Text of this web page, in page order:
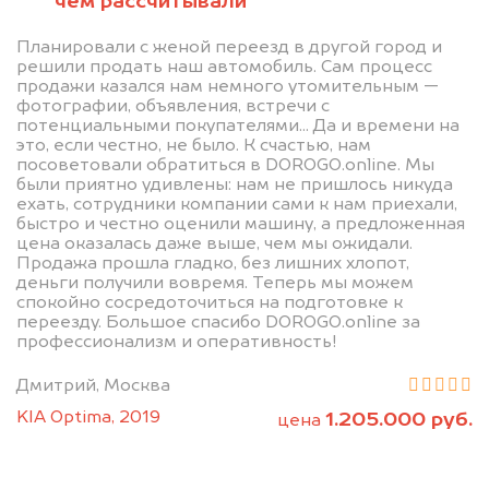
Планировали с женой переезд в другой город и
решили продать наш автомобиль. Сам процесс
продажи казался нам немного утомительным —
фотографии, объявления, встречи с
потенциальными покупателями... Да и времени на
это, если честно, не было. К счастью, нам
посоветовали обратиться в DOROGO.online. Мы
были приятно удивлены: нам не пришлось никуда
ехать, сотрудники компании сами к нам приехали,
быстро и честно оценили машину, а предложенная
цена оказалась даже выше, чем мы ожидали.
Продажа прошла гладко, без лишних хлопот,
деньги получили вовремя. Теперь мы можем
спокойно сосредоточиться на подготовке к
переезду. Большое спасибо DOROGO.online за
профессионализм и оперативность!
Дмитрий, Москва
KIA Optima, 2019
цена 1.205.000 руб.